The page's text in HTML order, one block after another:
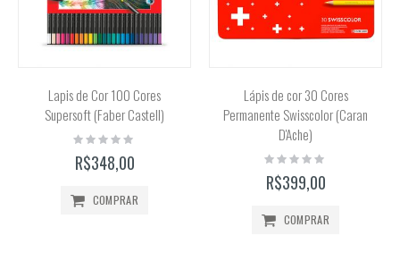
Lapis de Cor 100 Cores
Supersoft (Faber Castell)
Rating:
0%
R$348,00
COMPRAR
Lápis de cor 30 Cores
Permanente Swisscolor (Caran
D'Ache)
Rating:
0%
R$399,00
COMPRAR